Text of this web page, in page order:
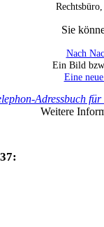
Sie
Nach
Ein Bild
Eine
Adressbuch
Weitere